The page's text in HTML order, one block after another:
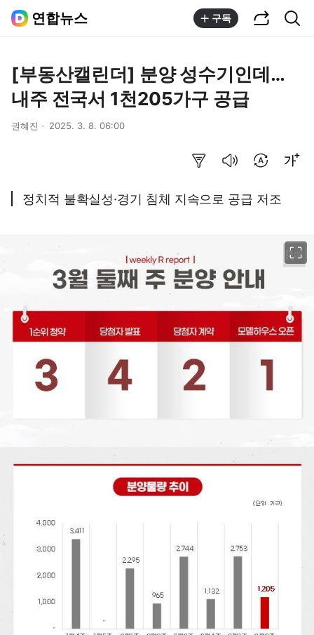
연합뉴스 구독
[부동산캘린더] 분양 성수기인데…
내주 전국서 1천205가구 공급
권혜진 2025. 3. 8. 06:00
정치적 불확실성·경기 침체 지속으로 공급 저조